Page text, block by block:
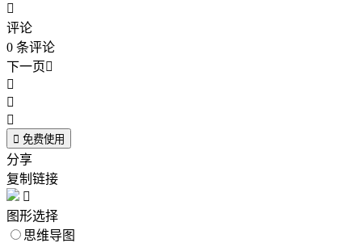

评论
0 条评论
下一页



 免费使用
分享
复制链接

图形选择
思维导图